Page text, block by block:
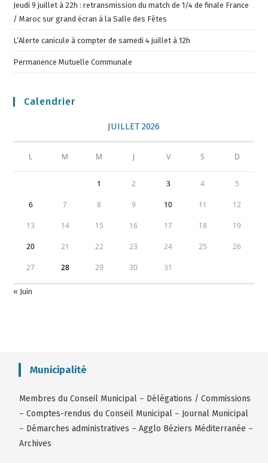
Jeudi 9 juillet à 22h : retransmission du match de 1/4 de finale France
/ Maroc sur grand écran à la Salle des Fêtes
L’Alerte canicule à compter de samedi 4 juillet à 12h
Permanence Mutuelle Communale
Calendrier
JUILLET 2026
L M M J V S D
1 2 3 4 5
6 7 8 9 10 11 12
13 14 15 16 17 18 19
20 21 22 23 24 25 26
27 28 29 30 31
« Juin
Municipalité
Membres du Conseil Municipal – Délégations / Commissions
–Comptes-rendus du Conseil Municipal – Journal Municipal
– Démarches administratives –Agglo Béziers Méditerranée –
Archives